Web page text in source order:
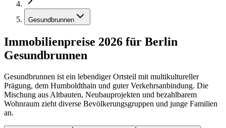
Gesundbrunnen
Immobilienpreise 2026 für Berlin
Gesundbrunnen
Gesundbrunnen ist ein lebendiger Ortsteil mit multikultureller
Prägung, dem Humboldthain und guter Verkehrsanbindung. Die
Mischung aus Altbauten, Neubauprojekten und bezahlbarem
Wohnraum zieht diverse Bevölkerungsgruppen und junge Familien
an.